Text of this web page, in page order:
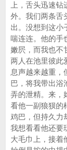
上，舌头迅速
外。我们两条舌
出。没想到这小
喘连连。他的手
嫩屄，而我也不
两人在池里彼此
息声越来越重，
巴，将我带出浴
弄的泄精。来，
看他一副狼狈的
鸡巴，但持久力
我想看看他还要
大毛巾上，接着